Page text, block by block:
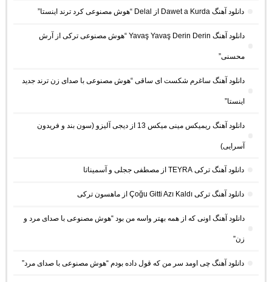
دانلود آهنگ Dawet a Kurda از Delal “هوش مصنوعی کرد ترند اینستا”
دانلود آهنگ Yavaş Yavaş Derin Derin “هوش مصنوعی ترکی از آرش
محسنی”
دانلود آهنگ ساغرم شکست ای ساقی “هوش مصنوعی با صدای زن ترند جدید
اینستا”
دانلود آهنگ ریمیکس مینی میکس 13 از دیجی آلیزو (سون بند و فریدون
آسرایی)
دانلود آهنگ ترکی TEYRA از مصطفی ججلی و آسمیناتا
دانلود آهنگ ترکی Çoğu Gitti Azı Kaldı از ماهسون ترکی
دانلود آهنگ اونی که از همه بهتر واسه من بود “هوش مصنوعی با صدای مرد و
زن”
دانلود آهنگ چی اومد سر من که قول داده بودم “هوش مصنوعی با صدای مرد”